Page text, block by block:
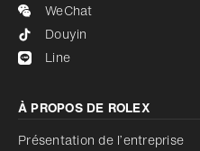
WeChat
Douyin
Line
À PROPOS DE ROLEX
Présentation de l’entreprise